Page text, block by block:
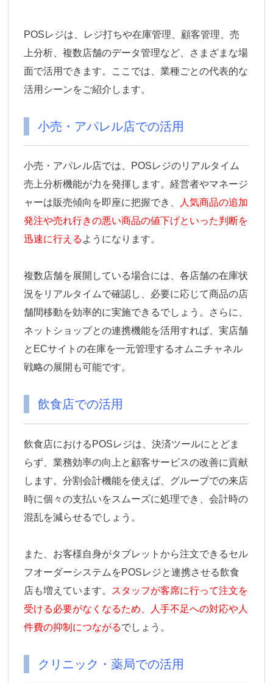
POSレジは、レジ打ちや在庫管理、顧客管理、売
上分析、複数店舗のデータ管理など、さまざまな場
面で活用できます。ここでは、業種ごとの代表的な
活用シーンをご紹介します。
小売・アパレル店での活用
小売・アパレル店では、POSレジのリアルタイム
売上分析機能が力を発揮します。経営者やマネージ
ャーは販売傾向を即座に把握でき、
人気商品の追加
発注や売れ行きの悪い商品の値下げといった判断を
迅速に行える ようになります。
複数店舗を展開している場合には、各店舗の在庫状
況をリアルタイムで確認し、必要に応じて商品の店
舗間移動を効率的に実施できるでしょう。さらに、
ネットショップとの連携機能を活用すれば、実店舗
とECサイトの在庫を一元管理するオムニチャネル
戦略の展開も可能です。
飲食店での活用
飲食店におけるPOSレジは、決済ツールにとどま
らず、業務効率の向上と顧客サービスの改善に貢献
します。分割会計機能を使えば、グループでの来店
時に個々の支払いをスムーズに処理でき、会計時の
混乱を減らせるでしょう。
また、お客様自身がタブレットから注文できるセル
フオーダーシステムをPOSレジと連携させる飲食
店も増えています。 スタッフが客席に行って注文を
受ける必要がなくなるため、人手不足への対応や人
件費の抑制につながるでしょう。
クリニック・薬局での活用